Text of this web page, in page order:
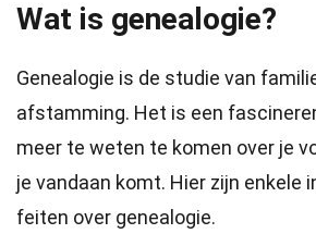
Wat is genealogie?
Genealogie is de studie van
afstamming. Het is een
meer te weten te komen over je
je vandaan komt. Hier zijn enkele
feiten over genealogie.